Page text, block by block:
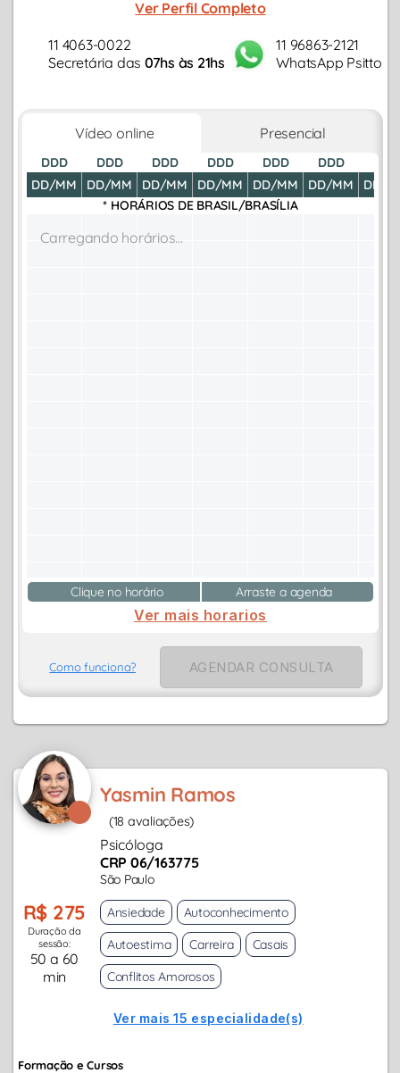
Ver Perfil Completo
11 4063-0022
Secretária das 07hs às 21hs
11 96863-2121
WhatsApp Psitto
Vídeo online Presencial
DDD
DD/MM
DDD
DD/MM
DDD
DD/MM
DDD
DD/MM
DDD
DD/MM
DDD
DD/MM
DD/
* HORÁRIOS DE BRASIL/BRASÍLIA
Carregando horários...
Clique no horário Arraste a agenda
Ver mais horarios
Como funciona? AGENDAR CONSULTA
Yasmin Ramos
(18 avaliações)
Psicóloga
CRP 06/163775
São Paulo
R$ 275
Duração da
sessão:
50 a 60
min
Ansiedade
Autoconhecimento
Autoestima
Carreira
Casais
Conflitos Amorosos
Ver mais 15 especialidade(s)
Formação e Cursos